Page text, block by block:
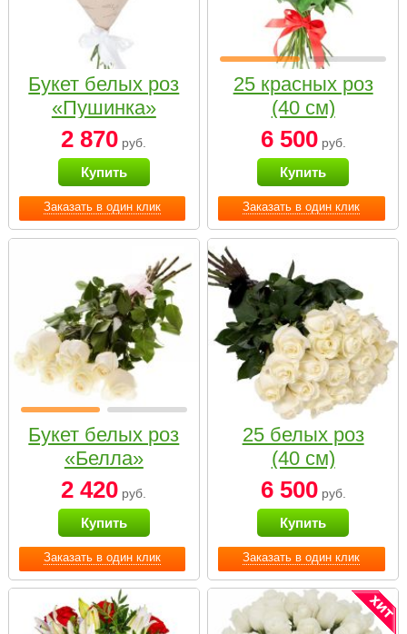
Заказать в один клик
Букет белых роз
«Пушинка»
2 870 руб.
Купить
Заказать в один клик
25 красных роз
(40 см)
6 500руб.
Купить
Заказать в один клик
Букет белых роз
«Белла»
2 420 руб.
Купить
Заказать в один клик
25 белых роз
(40 см)
6 500руб.
Купить